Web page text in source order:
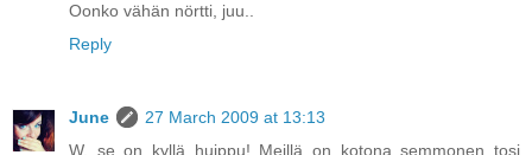
Oonko vähän nörtti, juu..
Reply
June
27 March 2009 at 13:13
W, se on kyllä huippu! Meillä on kotona semmonen tosi